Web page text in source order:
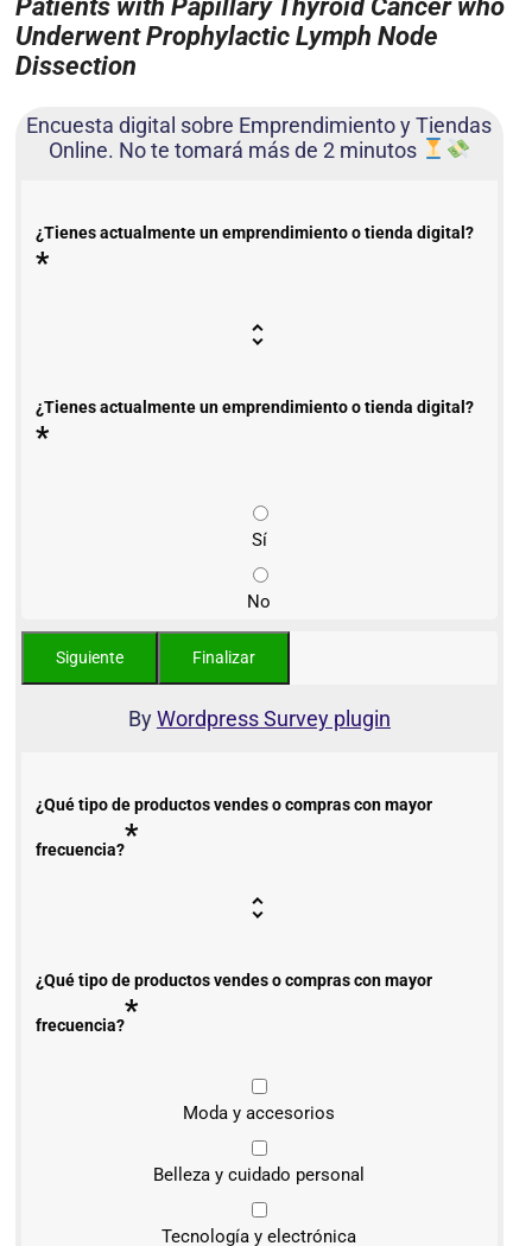
Patients with Papillary Thyroid Cancer who
Underwent Prophylactic Lymph Node
Dissection
Encuesta digital sobre Emprendimiento y Tiendas
Online. No te tomará más de 2 minutos
¿Tienes actualmente un emprendimiento o tienda digital?
*
¿Tienes actualmente un emprendimiento o tienda digital?
*
Sí
No
ByWordpress Survey plugin
¿Qué tipo de productos vendes o compras con mayor
frecuencia?*
¿Qué tipo de productos vendes o compras con mayor
frecuencia?*
Moda y accesorios
Belleza y cuidado personal
Tecnología y electrónica